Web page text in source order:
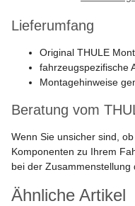
Lieferumfang
Original THULE
fahrzeugspezifische
Montagehinweise
Beratung vom
Wenn Sie unsicher sind,
Komponenten zu Ihrem
bei der Zusammenstellung
Ähnliche Artikel